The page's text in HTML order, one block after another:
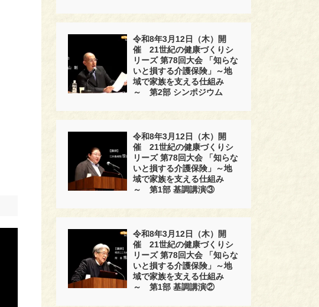
令和8年3月12日（木）開
催 21世紀の健康づくりシ
リーズ 第78回大会 「知らな
いと損する介護保険」～地
域で家族を支える仕組み
～ 第2部 シンポジウム
令和8年3月12日（木）開
催 21世紀の健康づくりシ
リーズ 第78回大会 「知らな
いと損する介護保険」～地
域で家族を支える仕組み
～ 第1部 基調講演③
令和8年3月12日（木）開
催 21世紀の健康づくりシ
リーズ 第78回大会 「知らな
いと損する介護保険」～地
域で家族を支える仕組み
～ 第1部 基調講演②